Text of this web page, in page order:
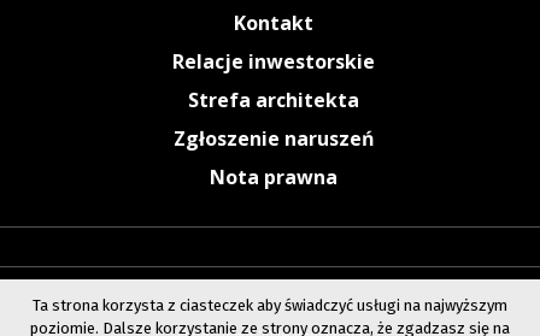
Kontakt
Relacje inwestorskie
Strefa architekta
Zgłoszenie naruszeń
Nota prawna
Ta strona korzysta z ciasteczek aby świadczyć usługi na najwyższym
poziomie. Dalsze korzystanie ze strony oznacza, że zgadzasz się na